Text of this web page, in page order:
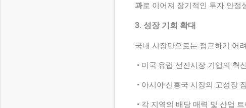
과로 이어져 장기적인 투자 안정
3. 성장 기회 확대
국내 시장만으로는 접근하기 어
• 미국·유럽 선진시장 기업의 혁
• 아시아·신흥국 시장의 고성장
• 각 지역의 배당 매력 및 산업